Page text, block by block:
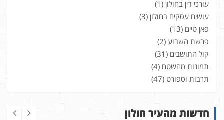
עורכי דין בחולון (1)
עושים עסקים בחולון (3)
פאן טיים (13)
פרשת השבוע (2)
קול התושבים (31)
תמונות מהשטח (4)
תרבות וספורט (47)
חדשות מהעיר חולון